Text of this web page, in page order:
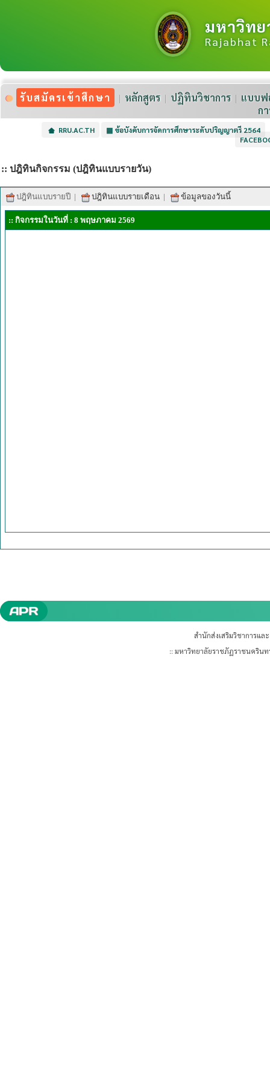
มหาวิท
Rajabhat
รับสมัครเข้าศึกษา หลักสูตร ปฏิทินวิชาการ
แบบฟ
ก
RRU.AC.TH ▦ ข้อบังคับการจัดการศึกษาระดับปริญญาตรี 2564
:: ปฎิทินกิจกรรม (ปฎิทินแบบรายวัน)
ปฎิทินแบบรายปี | ปฎิทินแบบรายเดือน | ข้อมูลของวันนี้
:: กิจกรรมในวันที่ : 8 พฤษภาคม 2569
สำนักส่งเสริมวิชาการแ
:: มหาวิทยาลัยราชภัฏราชนคริน